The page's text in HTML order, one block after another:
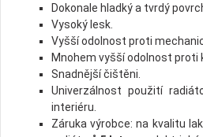
Dokonale hladký a tvrdý
Vysoký lesk.
Vyšší odolnost proti
Mnohem vyšší odolnost proti
Snadnější čištěni.
Univerzálnost použití
interiéru.
Záruka výrobce: na kvalitu